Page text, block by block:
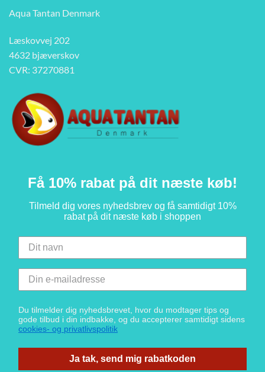
Aqua Tantan Denmark
Læskovvej 202
4632 bjæverskov
CVR: 37270881
Få 10% rabat på dit næste køb!
Tilmeld dig vores nyhedsbrev og få samtidigt 10%
rabat på dit næste køb i shoppen
Du tilmelder dig nyhedsbrevet, hvor du modtager tips og
gode tilbud i din indbakke, og du accepterer samtidigt sidens
cookies- og privatlivspolitik
Ja tak, send mig rabatkoden